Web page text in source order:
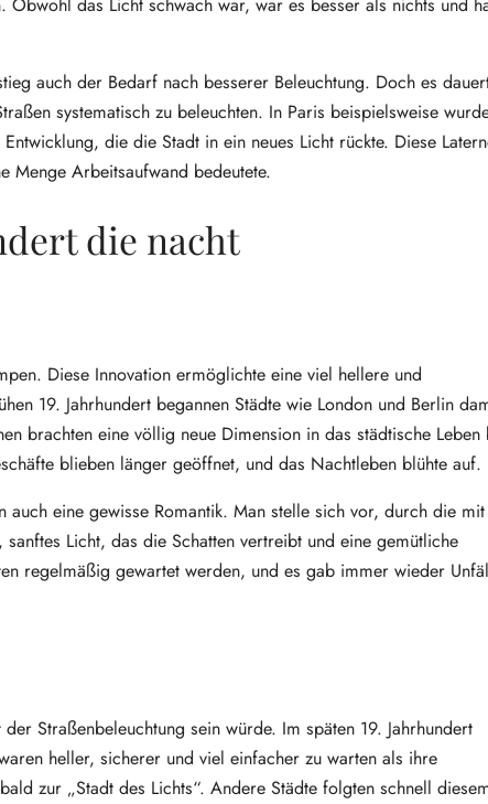
das Licht schwach war, war es besser als nichts und
auch der Bedarf nach besserer Beleuchtung. Doch es
systematisch zu beleuchten. In Paris beispielsweise
die die Stadt in ein neues Licht rückte. Diese
Menge Arbeitsaufwand bedeutete.
die nacht
Diese Innovation ermöglichte eine viel hellere und
19. Jahrhundert begannen Städte wie London und Berlin
brachten eine völlig neue Dimension in das städtische Leben
blieben länger geöffnet, und das Nachtleben blühte auf.
eine gewisse Romantik. Man stelle sich vor, durch die mit
Licht, das die Schatten vertreibt und eine gemütliche
regelmäßig gewartet werden, und es gab immer wieder
Straßenbeleuchtung sein würde. Im späten 19. Jahrhundert
heller, sicherer und viel einfacher zu warten als ihre
zur „Stadt des Lichts“. Andere Städte folgten schnell